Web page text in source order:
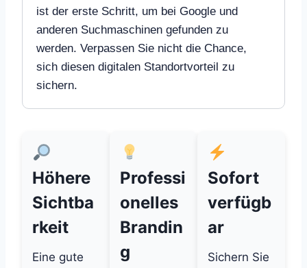
ist der erste Schritt, um bei Google und
anderen Suchmaschinen gefunden zu
werden. Verpassen Sie nicht die Chance,
sich diesen digitalen Standortvorteil zu
sichern.
Höhere
Sichtba
rkeit
Eine gute
Professi
onelles
Brandin
g
Sofort
verfügb
ar
Sichern Sie